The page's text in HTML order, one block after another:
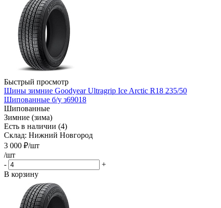
Быстрый просмотр
Шины зимние Goodyear Ultragrip Ice Arctic R18 235/50
Шипованные б/у з69018
Шипованные
Зимние (зима)
Есть в наличии (4)
Склад: Нижний Новгород
3 000 ₽/шт
/шт
-
+
В корзину